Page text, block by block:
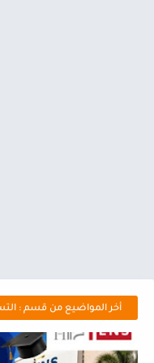
أخر المواضيع من قسم :